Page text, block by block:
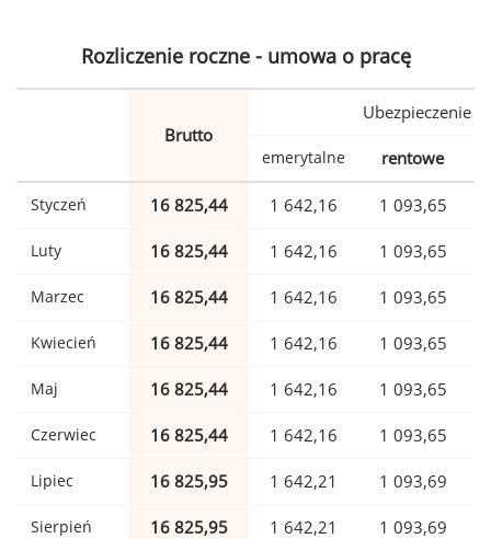
Rozliczenie roczne - umowa o pracę
Brutto
Ubezpieczenie
emerytalne rentowe
Styczeń 16 825,44 1 642,16 1 093,65
Luty 16 825,44 1 642,16 1 093,65
Marzec 16 825,44 1 642,16 1 093,65
Kwiecień 16 825,44 1 642,16 1 093,65
Maj 16 825,44 1 642,16 1 093,65
Czerwiec 16 825,44 1 642,16 1 093,65
Lipiec 16 825,95 1 642,21 1 093,69
Sierpień 16 825,95 1 642,21 1 093,69